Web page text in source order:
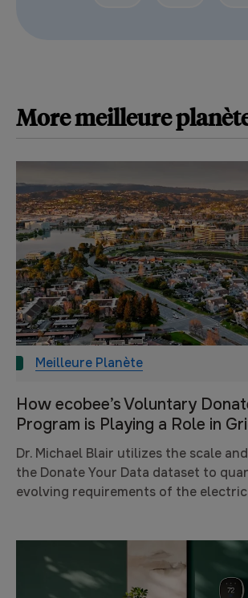
Moremeilleure
Meilleure Planète
How ecobee’s Voluntary
Program is Playing a Role in
Dr. Michael Blair utilizes the scale
the Donate Your Data dataset to
evolving requirements of the